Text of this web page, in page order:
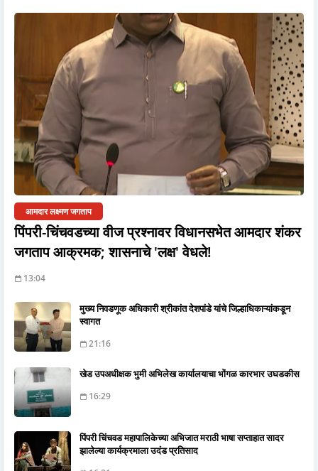
आमदार लक्ष्मण जगताप
पिंपरी-चिंचवडच्या वीज प्रश्नावर विधानसभेत आमदार शंकर
जगताप आक्रमक; शासनाचे 'लक्ष' वेधले!
13:04
मुख्य निवडणूक अधिकारी श्रीकांत देशपांडे यांचे जिल्हाधिकाऱ्यांकडून
स्वागत
21:16
खेड उपअधीक्षक भुमी अभिलेख कार्यालयाचा भोंगळ कारभार उघडकीस
16:29
पिंपरी चिंचवड महापालिकेच्या अभिजात मराठी भाषा सप्ताहात सादर
झालेल्या कार्यक्रमाला उदंड प्रतिसाद